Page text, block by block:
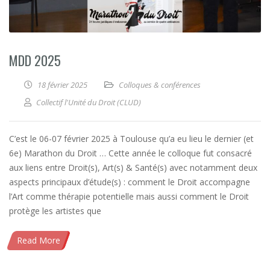
MDD 2025
18 février 2025
Colloques & conférences
Collectif l'Unité du Droit (CLUD)
C’est le 06-07 février 2025 à Toulouse qu’a eu lieu le dernier (et
6e) Marathon du Droit … Cette année le colloque fut consacré
aux liens entre Droit(s), Art(s) & Santé(s) avec notamment deux
aspects principaux d’étude(s) : comment le Droit accompagne
l’Art comme thérapie potentielle mais aussi comment le Droit
protège les artistes que
Read More